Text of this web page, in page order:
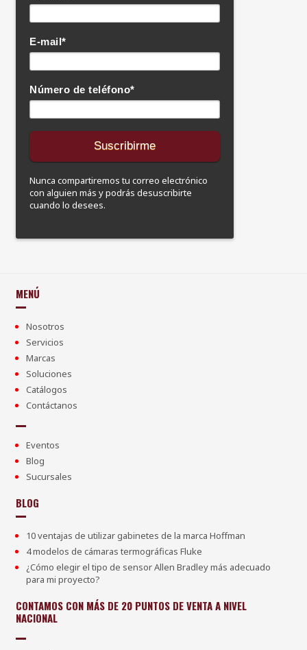
E-mail*
Número de teléfono*
Nunca compartiremos tu correo electrónico
con alguien más y podrás desuscribirte
cuando lo desees.
MENÚ
Nosotros
Servicios
Marcas
Soluciones
Catálogos
Contáctanos
Eventos
Blog
Sucursales
BLOG
10 ventajas de utilizar gabinetes de la marca Hoffman
4 modelos de cámaras termográficas Fluke
¿Cómo elegir el tipo de sensor Allen Bradley más adecuado
para mi proyecto?
CONTAMOS CON MÁS DE 20 PUNTOS DE VENTA A NIVEL
NACIONAL